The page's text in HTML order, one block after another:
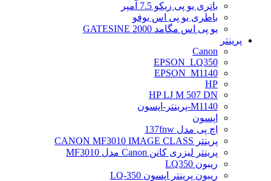
باتری یو پی زیکو 7.5 آمپر
باطری یو پی اس یوفو
یو پی اس مگامد GATESINE 2000
پرینتر
Canon
EPSON_LQ350
EPSON_M1140
HP
HP LJ M 507 DN
M1140-پرینتر-اپسون
اپسون
اچ پی مدل 137fnw
پرینتر CANON MF3010 IMAGE CLASS
پرینتر لیزری کانن Canon مدل MF3010
ریبون LQ350
ریبون پرینتر اپسون LQ-350